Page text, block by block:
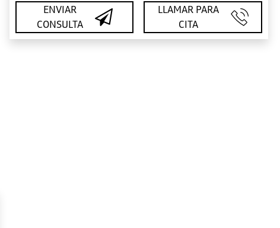
ENVIAR
CONSULTA
LLAMAR PARA
CITA